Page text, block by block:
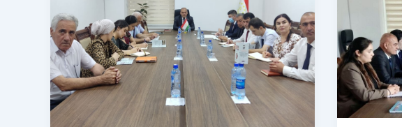
ҲАФРИЁТИИ
БОСТОНШИНОСӢ
ДАР
ЁДГОРИИ
БОСТОНИИ
ДЕҲКАДАИ
ҚАЛАНДАРТЕППА
ҲИФЗИ
МЕРОСИ
БО
САФИРИ